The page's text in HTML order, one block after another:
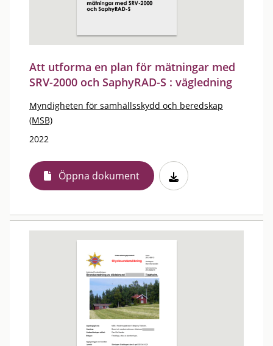
Att utforma en plan för mätningar med
SRV-2000 och SaphyRAD-S : vägledning
Myndigheten för samhällsskydd och beredskap
(MSB)
2022
Öppna dokument